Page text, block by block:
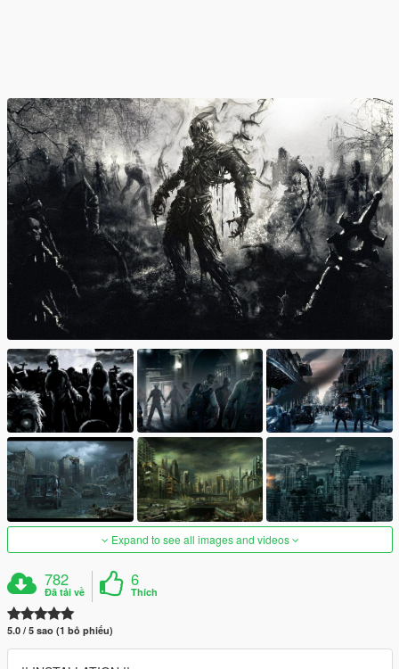
Expand to see all images and videos
782
Đã tải về
6
Thích
5.0 / 5 sao (1 bỏ phiếu)